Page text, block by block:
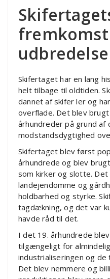
udbredelse
Skifertaget har en lang
helt tilbage til oldtiden.
dannet af skifer ler og
overflade. Det blev
århundreder på grund af
modstandsdygtighed
Skifertaget blev først
århundrede og blev
som kirker og slotte.
landejendomme og
holdbarhed og styrke.
tagdækning, og det var
havde råd til det.
I det 19. århundrede
tilgængeligt for
industrialiseringen og
Det blev nemmere og